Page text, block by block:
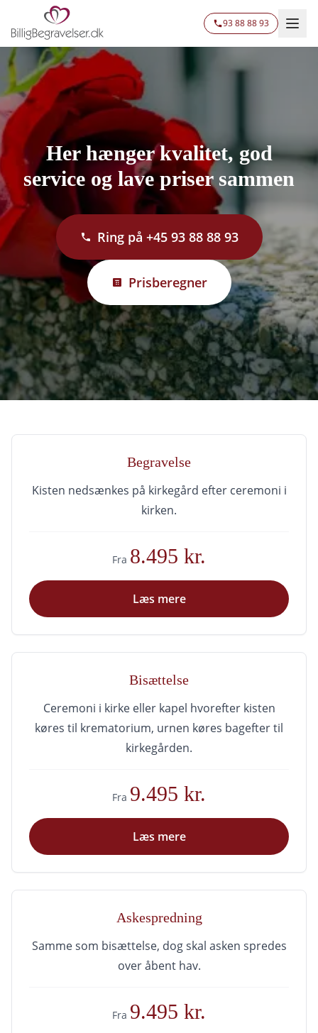
93 88 88 93
Her hænger kvalitet, god
service og lave priser sammen
Ring på +45 93 88 88 93
Prisberegner
Begravelse
Kisten nedsænkes på kirkegård efter ceremoni i
kirken.
Fra 8.495 kr.
Læs mere
Bisættelse
Ceremoni i kirke eller kapel hvorefter kisten
køres til krematorium, urnen køres bagefter til
kirkegården.
Fra 9.495 kr.
Læs mere
Askespredning
Samme som bisættelse, dog skal asken spredes
over åbent hav.
Fra 9.495 kr.